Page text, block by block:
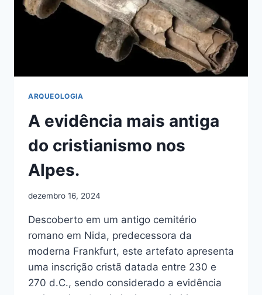
ARQUEOLOGIA
A evidência mais antiga
do cristianismo nos
Alpes.
dezembro 16, 2024
Descoberto em um antigo cemitério
romano em Nida, predecessora da
moderna Frankfurt, este artefato apresenta
uma inscrição cristã datada entre 230 e
270 d.C., sendo considerado a evidência